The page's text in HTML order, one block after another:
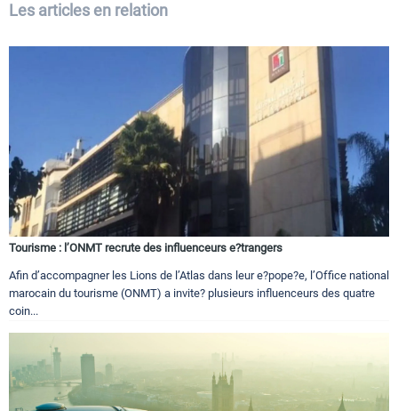
Les articles en relation
Tourisme : l’ONMT recrute des influenceurs e?trangers
Afin d’accompagner les Lions de l’Atlas dans leur e?pope?e, l’Office national
marocain du tourisme (ONMT) a invite? plusieurs influenceurs des quatre
coin...